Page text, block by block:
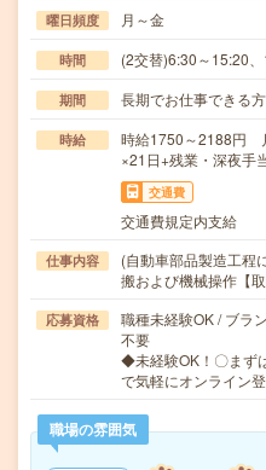
曜日頻度 月～金
時間 (2交替)6:30～15:20
期間 長期でお仕事できる
時給
時給1750～2188円
×21日+残業・深夜手
交通費
交通費規定内支給
仕事内容
(自動車部品製造工程
搬および機械操作【
応募資格
職種未経験OK / ブラ
不要
◆未経験OK！〇まず
で気軽にオンライン
職場の雰囲気